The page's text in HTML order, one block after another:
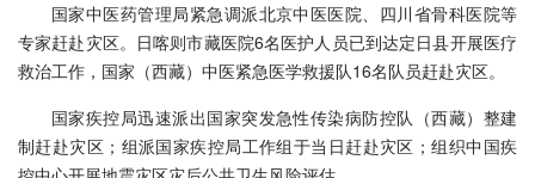
国家中医药管理局紧急调派北京中医医院、四川省骨科医院等
专家赶赴灾区。日喀则市藏医院6名医护人员已到达定日县开展医疗
救治工作，国家（西藏）中医紧急医学救援队16名队员赶赴灾区。
国家疾控局迅速派出国家突发急性传染病防控队（西藏）整建
制赶赴灾区；组派国家疾控局工作组于当日赶赴灾区；组织中国疾